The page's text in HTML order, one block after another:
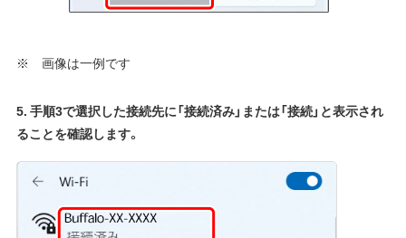
※ 画像は一例です
5. 手順3で選択した接続先に「接続済み」または「接続」と表示され
ることを確認します。